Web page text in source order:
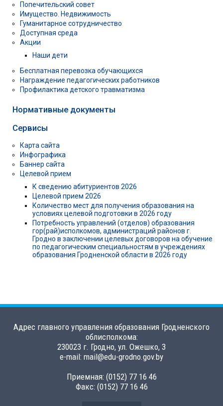
Попечительский совет
Имущество. Недвижимость
Гуманитарное сотрудничество
Доступная среда
Акции
Наши дети
Бесплатная перевозка обучающихся
Награждение педагогических работников
Профилактика детского травматизма
Нормативные документы
Сервисы
Карта сайта
Инфографика
Баннер сайта
Целевой прием
К сведению абитуриентов 2026
Целевой прием 2026
Количество мест для получения образования на
условиях целевой подготовки в 2026 году
Потребность управлений (отделов) образования
гор(рай)исполкомов, администраций районов г.
Гродно в заключении целевых договоров на обучение
по педагогическим специальностям в учреждениях
образования Гродненской области в 2026 году
Адрес главного управления образования Гродненского
облисполкома:
230023 г. Гродно, ул. Ожешко, 3
e-mail: mail@edu-grodno.gov.by
Приемная: (0152) 77 16 46
Факс: (0152) 77 16 46